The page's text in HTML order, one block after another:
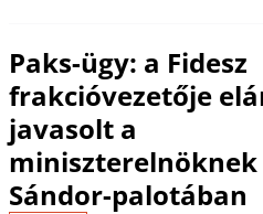
Paks-ügy: a Fidesz
frakcióvezetője
javasolt a
miniszterelnöknek
Sándor-palotában